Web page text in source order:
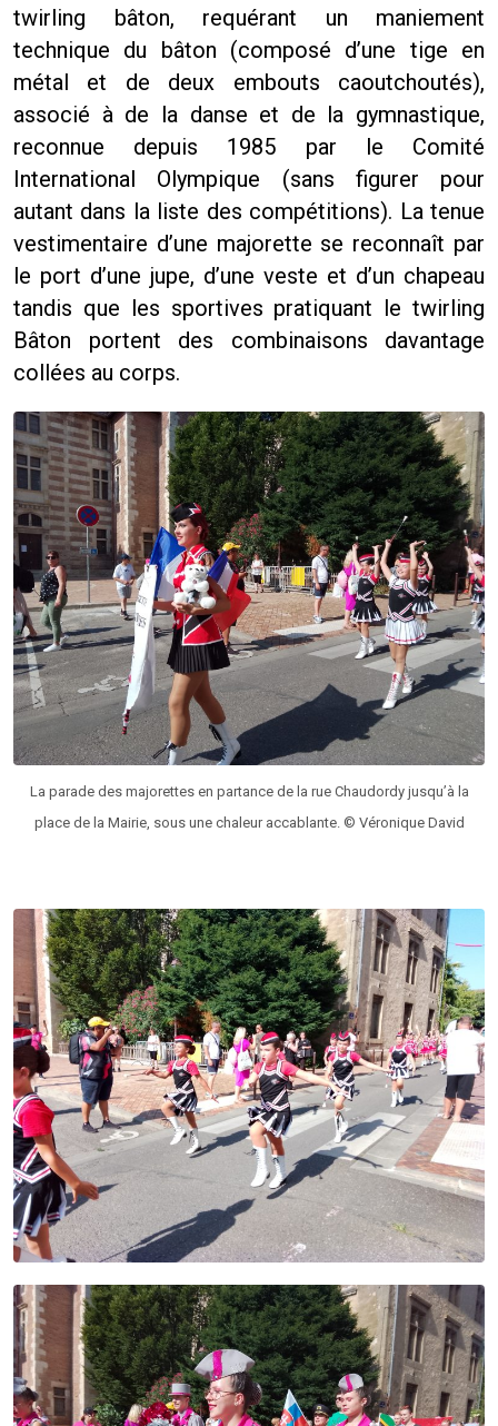
twirling bâton, requérant un maniement
technique du bâton (composé d’une tige en
métal et de deux embouts caoutchoutés),
associé à de la danse et de la gymnastique,
reconnue depuis 1985 par le Comité
International Olympique (sans figurer pour
autant dans la liste des compétitions). La tenue
vestimentaire d’une majorette se reconnaît par
le port d’une jupe, d’une veste et d’un chapeau
tandis que les sportives pratiquant le twirling
Bâton portent des combinaisons davantage
collées au corps.
La parade des majorettes en partance de la rue Chaudordy jusqu’à la
place de la Mairie, sous une chaleur accablante. © Véronique David